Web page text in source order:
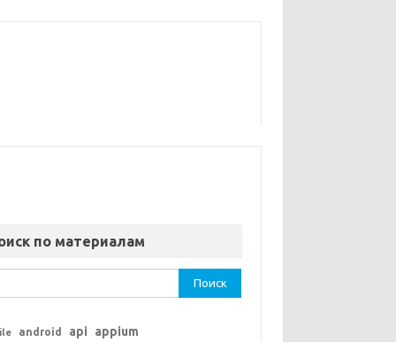
по материалам
android api appium